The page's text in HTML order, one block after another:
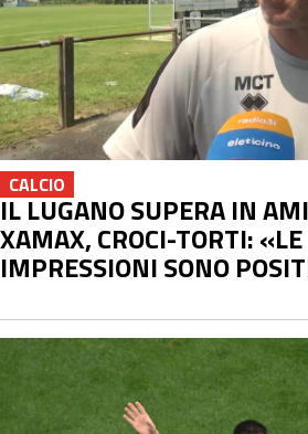
CALCIO
IL LUGANO SUPERA IN
XAMAX, CROCI-TORTI:
IMPRESSIONI SONO